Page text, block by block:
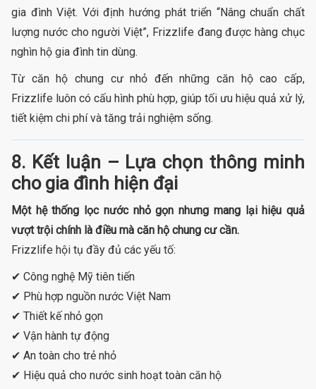
gia đình Việt. Với định hướng phát triển “Nâng chuẩn chất
lượng nước cho người Việt”, Frizzlife đang được hàng chục
nghìn hộ gia đình tin dùng.
Từ căn hộ chung cư nhỏ đến những căn hộ cao cấp,
Frizzlife luôn có cấu hình phù hợp, giúp tối ưu hiệu quả xử lý,
tiết kiệm chi phí và tăng trải nghiệm sống.
8. Kết luận – Lựa chọn thông minh
cho gia đình hiện đại
Một hệ thống lọc nước nhỏ gọn nhưng mang lại hiệu quả
vượt trội chính là điều mà căn hộ chung cư cần.
Frizzlife hội tụ đầy đủ các yếu tố:
✔ Công nghệ Mỹ tiên tiến
✔ Phù hợp nguồn nước Việt Nam
✔ Thiết kế nhỏ gọn
✔ Vận hành tự động
✔ An toàn cho trẻ nhỏ
✔ Hiệu quả cho nước sinh hoạt toàn căn hộ